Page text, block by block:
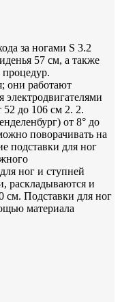
за ногами S 3.2
57 см, а также
процедур.
они работают
52 до 106 см 2. 2.
от 8° до
поворачивать на
подставки для ног
ног и ступней
раскладываются и
см. Подставки для ног
материала